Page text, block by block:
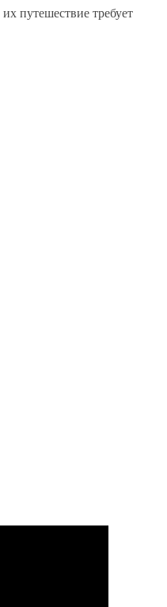
путешествие требует